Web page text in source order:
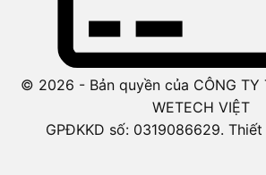
© 2026 - Bản quyền của CÔNG TY
WETECH VIỆT
GPĐKKD số: 0319086629.